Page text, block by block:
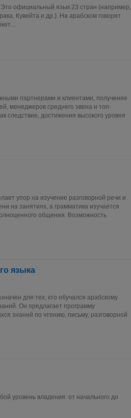
официальный язык 23 стран (например,
Кувейта и др.). На арабском говорят
партнерами и клиентами, получение
менеджеров среднего звена и топ-
следствие, достижения высокого уровня
упор на изучение разговорной речи и
на занятиях, а грамматика изучается
общения. Возможность
языка
для тех, кто обучался арабскому
Он предлагает программу
знаний по чтению, письму, разговорной
уровень владения: от начального до